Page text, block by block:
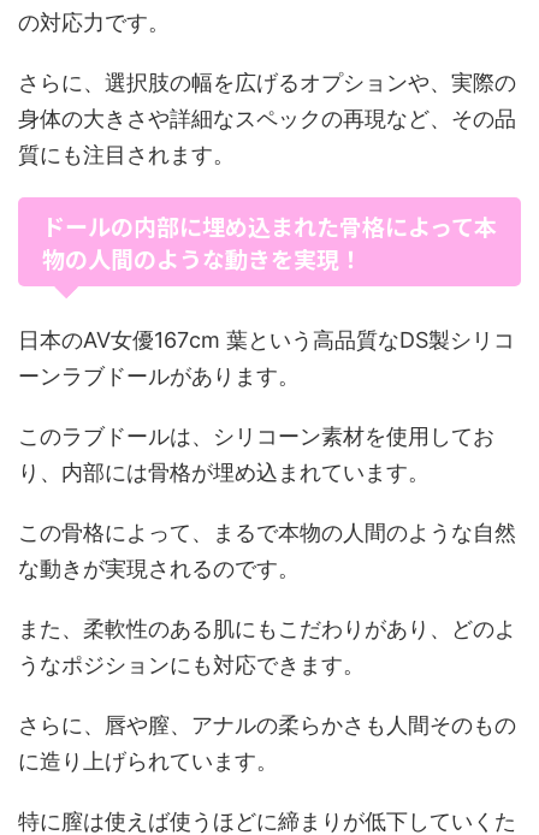
の対応力です。
さらに、選択肢の幅を広げるオプションや、実際の
身体の大きさや詳細なスペックの再現など、その品
質にも注目されます。
ドールの内部に埋め込まれた骨格によって本
物の人間のような動きを実現！
日本のAV女優167cm 葉という高品質なDS製シリコ
ーンラブドールがあります。
このラブドールは、シリコーン素材を使用してお
り、内部には骨格が埋め込まれています。
この骨格によって、まるで本物の人間のような自然
な動きが実現されるのです。
また、柔軟性のある肌にもこだわりがあり、どのよ
うなポジションにも対応できます。
さらに、唇や膣、アナルの柔らかさも人間そのもの
に造り上げられています。
特に膣は使えば使うほどに締まりが低下していくた